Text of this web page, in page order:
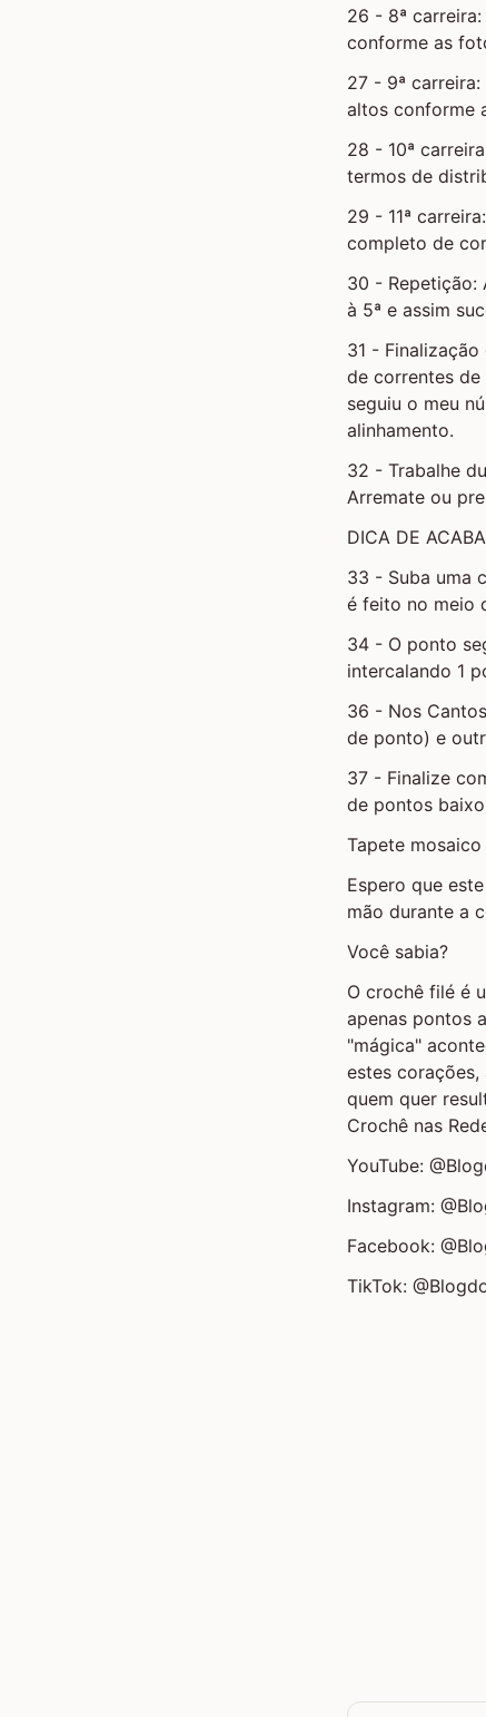
26 - 8ª
conforme as
27 - 9ª
altos conforme
28 - 10ª
termos de
29 - 11ª
completo de
30 - Repetição:
à 5ª e assim
31 -
de correntes de
seguiu o meu
alinhamento.
32 - Trabalhe
Arremate ou
DICA DE
33 - Suba uma
é feito no meio
34 - O ponto
intercalando 1
36 - Nos
de ponto) e
37 - Finalize
de pontos
Tapete
Espero que
mão durante a
Você sabia?
O crochê filé é
apenas pontos
"mágica"
estes
quem quer
Crochê nas
YouTube:
Instagram:
Facebook:
TikTok: